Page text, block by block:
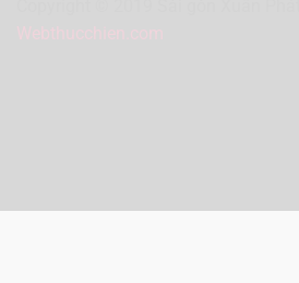
Webthucchien.com